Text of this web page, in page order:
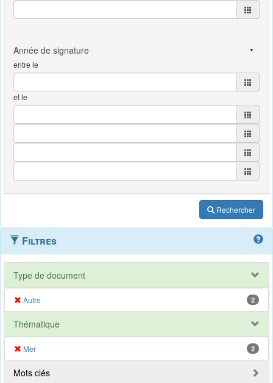
entre le
et le
Rechercher
Filtres
Type de document
Autre 2
Thématique
Mer 2
Mots clés